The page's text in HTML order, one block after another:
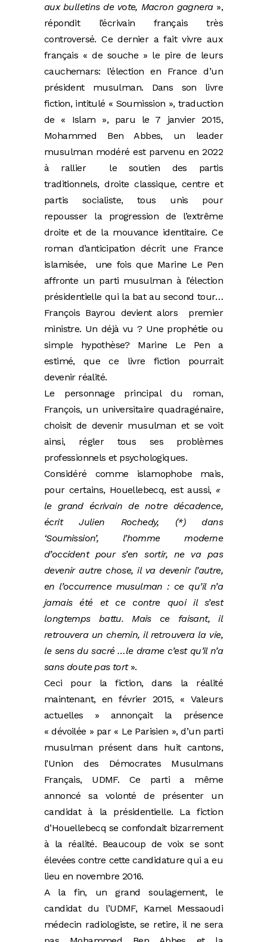
aux bulletins de vote, Macron gagnera»,
répondit l’écrivain français très
controversé. Ce dernier a fait vivre aux
français « de souche » le pire de leurs
cauchemars: l’élection en France d’un
président musulman. Dans son livre
fiction, intitulé « Soumission », traduction
de « Islam », paru le 7 janvier 2015,
Mohammed Ben Abbes, un leader
musulman modéré est parvenu en 2022
à rallier le soutien des partis
traditionnels, droite classique, centre et
partis socialiste, tous unis pour
repousser la progression de l’extrême
droite et de la mouvance identitaire. Ce
roman d’anticipation décrit une France
islamisée, une fois que Marine Le Pen
affronte un parti musulman à l’élection
présidentielle qui la bat au second tour…
François Bayrou devient alors premier
ministre. Un déjà vu ? Une prophétie ou
simple hypothèse? Marine Le Pen a
estimé, que ce livre fiction pourrait
devenir réalité.
Le personnage principal du roman,
François, un universitaire quadragénaire,
choisit de devenir musulman et se voit
ainsi, régler tous ses problèmes
professionnels et psychologiques.
Considéré comme islamophobe mais,
pour certains, Houellebecq, est aussi, «
le grand écrivain de notre décadence,
écrit Julien Rochedy, (*) dans
‘Soumission’, l’homme moderne
d’occident pour s’en sortir, ne va pas
devenir autre chose, il va devenir l’autre,
en l’occurrence musulman : ce qu’il n’a
jamais été et ce contre quoi il s’est
longtemps battu. Mais ce faisant, il
retrouvera un chemin, il retrouvera la vie,
le sens du sacré …le drame c’est qu’il n’a
sans doute pas tort».
Ceci pour la fiction, dans la réalité
maintenant, en février 2015, « Valeurs
actuelles » annonçait la présence
« dévoilée » par « Le Parisien », d’un parti
musulman présent dans huit cantons,
l’Union des Démocrates Musulmans
Français, UDMF. Ce parti a même
annoncé sa volonté de présenter un
candidat à la présidentielle. La fiction
d’Houellebecq se confondait bizarrement
à la réalité. Beaucoup de voix se sont
élevées contre cette candidature qui a eu
lieu en novembre 2016.
A la fin, un grand soulagement, le
candidat du l’UDMF, Kamel Messaoudi
médecin radiologiste, se retire, il ne sera